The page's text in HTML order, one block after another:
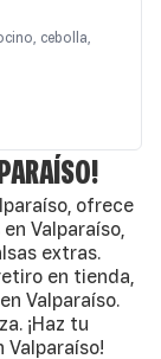
cebolla,
ofrece
Valparaíso,
extras.
en tienda,
Valparaíso.
¡Haz tu
Valparaíso!